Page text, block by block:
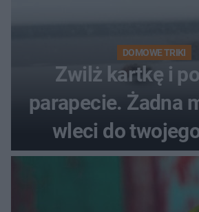
DOMOWE TRIKI
Zwilż kartkę i
parapecie. Żadna
wleci do